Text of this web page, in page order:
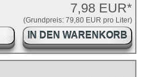
7,98 EUR*
(Grundpreis: 79,80 EUR pro Liter)
IN DEN WARENKORB